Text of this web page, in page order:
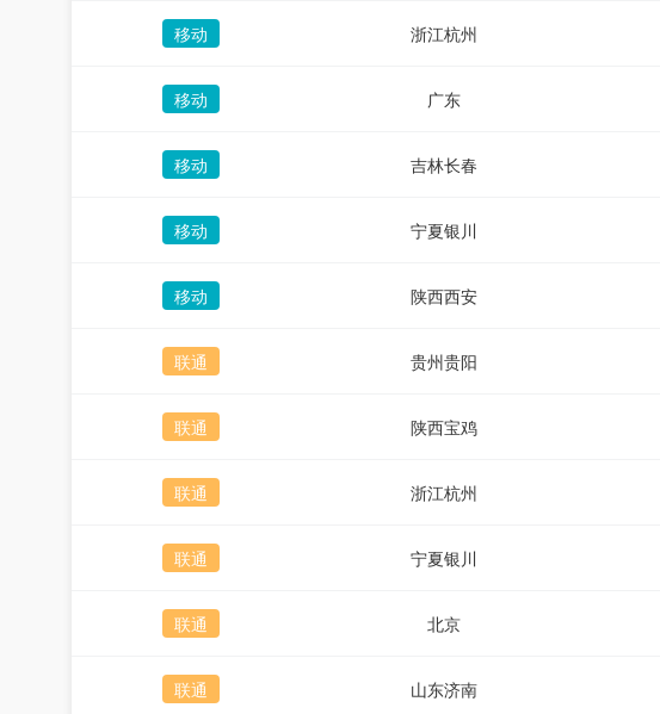
移动 浙江杭州
移动 广东
移动 吉林长春
移动 宁夏银川
移动 陕西西安
联通 贵州贵阳
联通 陕西宝鸡
联通 浙江杭州
联通 宁夏银川
联通 北京
联通 山东济南